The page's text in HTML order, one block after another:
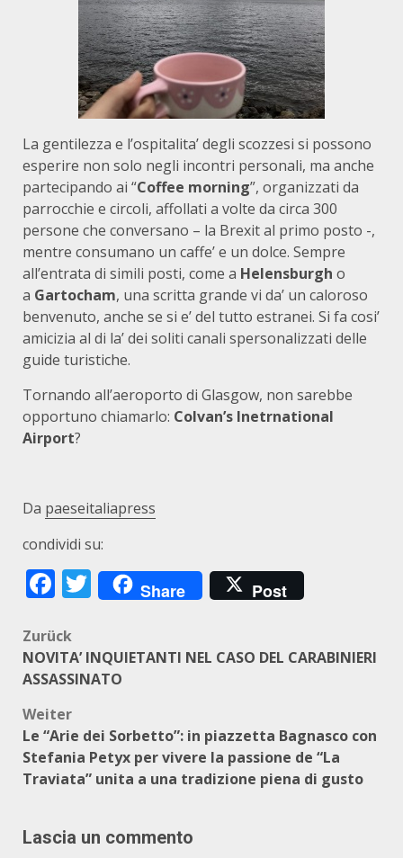
La gentilezza e l’ospitalita’ degli scozzesi si possono
esperire non solo negli incontri personali, ma anche
partecipando ai “Coffee morning”, organizzati da
parrocchie e circoli, affollati a volte da circa 300
persone che conversano – la Brexit al primo posto -,
mentre consumano un caffe’ e un dolce. Sempre
all’entrata di simili posti, come a Helensburgh o
a Gartocham, una scritta grande vi da’ un caloroso
benvenuto, anche se si e’ del tutto estranei. Si fa cosi’
amicizia al di la’ dei soliti canali spersonalizzati delle
guide turistiche.
Tornando all’aeroporto di Glasgow, non sarebbe
opportuno chiamarlo: Colvan’s Inetrnational
Airport?
Da paeseitaliapress
condividi su:
Facebook
Twitter
Share Post
Beitragsnavigation
Zurück
NOVITA’ INQUIETANTI NEL CASO DEL CARABINIERI
ASSASSINATO
Weiter
Le “Arie dei Sorbetto”: in piazzetta Bagnasco con
Stefania Petyx per vivere la passione de “La
Traviata” unita a una tradizione piena di gusto
Lascia un commento